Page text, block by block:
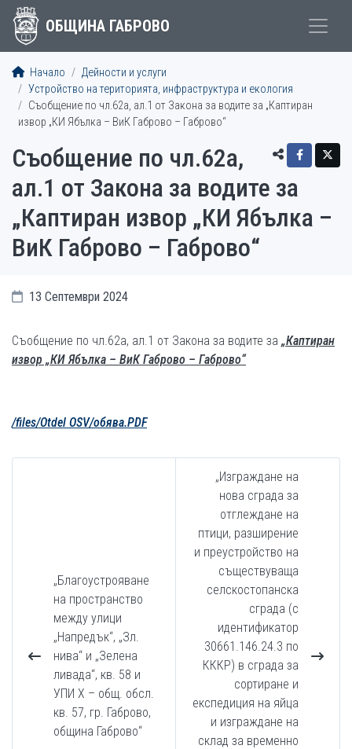
ОБЩИНА ГАБРОВО
Начало
Дейности и услуги
Устройство на територията, инфраструктура и екология
Съобщение по чл.62а, ал.1 от Закона за водите за „Каптиран
извор „КИ Ябълка – ВиК Габрово – Габрово“
Съобщение по чл.62а,
ал.1 от Закона за водите за
„Каптиран извор „КИ Ябълка –
ВиК Габрово – Габрово“
13 Септември 2024
Съобщение по чл.62а, ал.1 от Закона за водите за „Каптиран
извор „КИ Ябълка – ВиК Габрово – Габрово“
/files/Otdel OSV/обява.PDF
„Благоустрояване
на пространство
между улици
„Напредък“, „Зл.
нива“ и „Зелена
ливада“, кв. 58 и
УПИ X – общ. обсл.
кв. 57, гр. Габрово,
община Габрово“
„Изграждане на
нова сграда за
отглеждане на
птици, разширение
и преустройство на
съществуваща
селскостопанска
сграда (с
идентификатор
30661.146.24.3 по
КККР) в сграда за
сортиране и
експедиция на яйца
и изграждане на
склад за временно